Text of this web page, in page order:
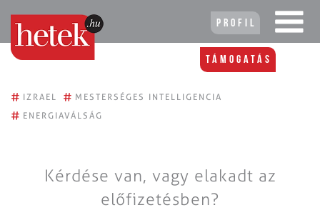
Profil
Támogatás
# IZRAEL # MESTERSÉGES INTELLIGENCIA
# ENERGIAVÁLSÁG
Kérdése van, vagy elakadt az
előfizetésben?